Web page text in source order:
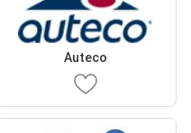
Auteco